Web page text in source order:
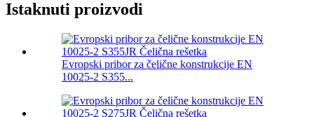
Istaknuti proizvodi
Evropski pribor za čelične konstrukcije EN
10025-2 S355...